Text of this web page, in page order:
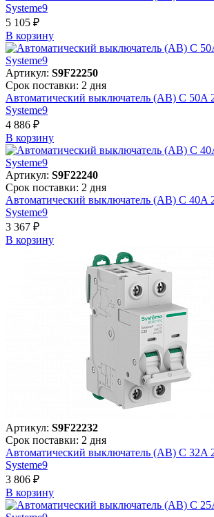
Systeme9
5 105 ₽
В корзинy
Артикул: S9F22250
Срок поставки: 2 дня
Автоматический выключатель (АВ) C 50A
Systeme9
4 886 ₽
В корзинy
Артикул: S9F22240
Срок поставки: 2 дня
Автоматический выключатель (АВ) C 40A
Systeme9
3 367 ₽
В корзинy
Артикул: S9F22232
Срок поставки: 2 дня
Автоматический выключатель (АВ) C 32A
Systeme9
3 806 ₽
В корзинy